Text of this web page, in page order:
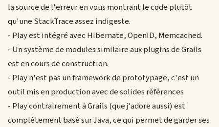
la source de l'erreur en vous montrant le code plutôt
qu'une StackTrace assez indigeste.
- Play est intégré avec Hibernate, OpenID, Memcached.
- Un système de modules similaire aux plugins de Grails
est en cours de construction.
- Play n'est pas un framework de prototypage, c'est un
outil mis en production avec de solides références
- Play contrairement à Grails (que j'adore aussi) est
complètement basé sur Java, ce qui permet de garder ses